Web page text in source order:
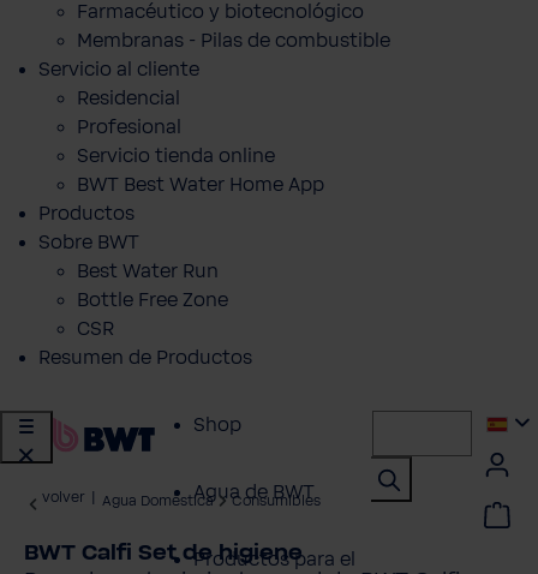
Farmacéutico y biotecnológico
Membranas - Pilas de combustible
Servicio al cliente
Residencial
Profesional
Servicio tienda online
BWT Best Water Home App
Productos
Sobre BWT
Best Water Run
Bottle Free Zone
CSR
Resumen de Productos
Shop
Agua de BWT
Productos para el
volver Agua Doméstica Consumibles
BWT Calfi Set de higiene